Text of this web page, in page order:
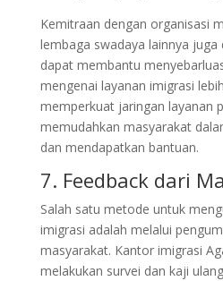
Kemitraan dengan organisasi
lembaga swadaya lainnya juga
dapat membantu
mengenai layanan imigrasi
memperkuat jaringan layanan
memudahkan masyarakat
dan mendapatkan bantuan.
7. Feedback dari
Salah satu metode untuk
imigrasi adalah melalui
masyarakat. Kantor imigrasi
melakukan survei dan kaji